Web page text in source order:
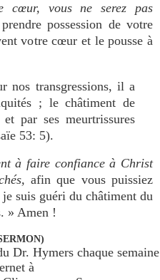
cœur, vous ne serez pas
possession de votre
votre cœur et le pousse à
nos transgressions, il a
; le châtiment de
par ses meurtrissures
53: 5).
à faire confiance à Christ
afin que vous puissiez
suis guéri du châtiment du
» Amen !
Dr. Hymers chaque semaine
à